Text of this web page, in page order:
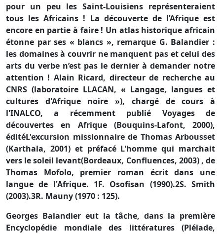
pour un peu les Saint-Louisiens représenteraient
tous les Africains ! La découverte de l’Afrique est
encore en partie à faire ! Un atlas historique africain
étonne par ses « blancs », remarque G. Balandier :
les domaines à couvrir ne manquent pas et celui des
arts du verbe n’est pas le dernier à demander notre
attention ! Alain Ricard, directeur de recherche au
CNRS (laboratoire LLACAN, « Langage, langues et
cultures d'Afrique noire »), chargé de cours à
l'INALCO, a récemment publié Voyages de
découvertes en Afrique (Bouquins-Lafont, 2000),
éditéL'excursion missionnaire de Thomas Arbousset
(Karthala, 2001) et préfacé L'homme qui marchait
vers le soleil levant(Bordeaux, Confluences, 2003) , de
Thomas Mofolo, premier roman écrit dans une
langue de l'Afrique. 1F. Osofisan (1990).2S. Smith
(2003).3R. Mauny (1970 : 125).
Georges Balandier eut la tâche, dans la première
Encyclopédie mondiale des littératures (Pléïade,